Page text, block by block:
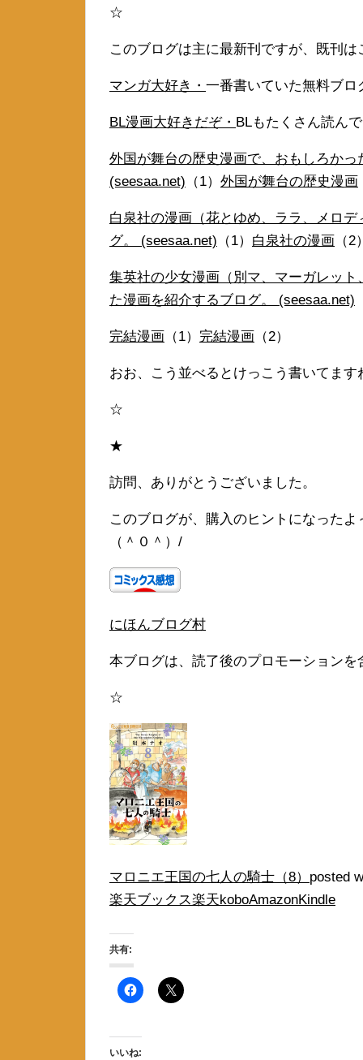
☆
このブログは主に最新刊ですが、既刊は
マンガ大好き・ 一番書いていた無料ブロ
BL漫画大好きだぞ・ BLもたくさん読ん
外国が舞台の歴史漫画で、おもしろか
(seesaa.net) （1） 外国が舞台の歴史漫画
白泉社の漫画（花とゆめ、ララ、メロ
グ。 (seesaa.net) （1） 白泉社の漫画 （2
集英社の少女漫画（別マ、マーガレッ
た漫画を紹介するブログ。 (seesaa.net)
完結漫画 （1） 完結漫画 （2）
おお、こう並べるとけっこう書いてます
☆
★
訪問、ありがとうございました。
このブログが、購入のヒントになった
（＾０＾）/
にほんブログ村
本ブログは、読了後のプロモーションを
☆
マロニエ王国の七人の騎士（8） posted
楽天ブックス楽天koboAmazonKindle
共有:
いいね: